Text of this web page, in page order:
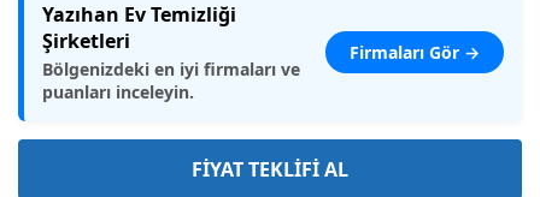
Yazıhan Ev Temizliği
Şirketleri
Bölgenizdeki en iyi firmaları ve
puanları inceleyin.
Firmaları Gör →
FİYAT TEKLİFİ AL